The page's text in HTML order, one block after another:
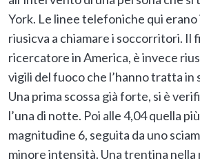
York. Le linee telefoniche qui erano
riusicva a chiamare i soccorritori. Il
ricercatore in America, è invece
vigili del fuoco che l’hanno tratta in
Una prima scossa già forte, si è
l’una di notte. Poi alle 4,04 quella
magnitudine 6, seguita da uno
minore intensità. Una trentina nella